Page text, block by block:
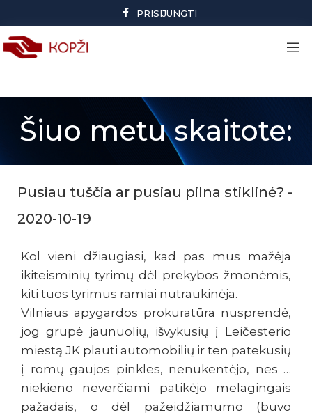
PRISIJUNGTI
Šiuo metu skaitote:
Pusiau tuščia ar pusiau pilna stiklinė? -
2020-10-19
Kol vieni džiaugiasi, kad pas mus mažėja
ikiteisminių tyrimų dėl prekybos žmonėmis,
kiti tuos tyrimus ramiai nutraukinėja.
Vilniaus apygardos prokuratūra nusprendė,
jog grupė jaunuolių, išvykusių į Leičesterio
miestą JK plauti automobilių ir ten patekusių
į romų gaujos pinkles, nenukentėjo, nes …
niekieno neverčiami patikėjo melagingais
pažadais, o dėl pažeidžiamumo (buvo